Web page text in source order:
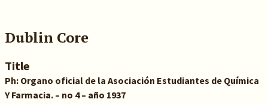
Dublin Core
Title
Ph: Organo oficial de la Asociación Estudiantes de Química
Y Farmacia. – no 4 – año 1937